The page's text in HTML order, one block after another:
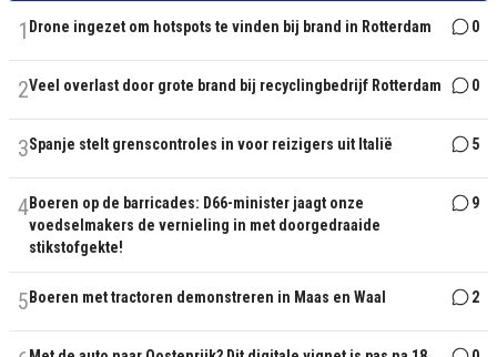
1 Drone ingezet om hotspots te vinden bij brand in Rotterdam 0
2Veel overlast door grote brand bij recyclingbedrijf Rotterdam 0
3Spanje stelt grenscontroles in voor reizigers uit Italië 5
4Boeren op de barricades: D66-minister jaagt onze
voedselmakers de vernieling in met doorgedraaide
stikstofgekte!
9
5 Boeren met tractoren demonstreren in Maas en Waal 2